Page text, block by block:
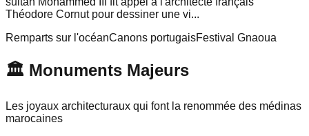
Théodore Cornut pour dessiner une vi...
Remparts sur l'océanCanons portugaisFestival Gnaoua
🏛️ Monuments Majeurs
Les joyaux architecturaux qui font la renommée des médinas
marocaines